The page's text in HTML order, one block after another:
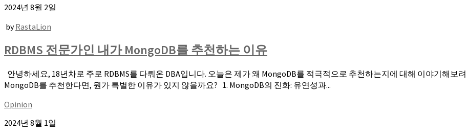
2024년 8월 2일
byRastaLion
RDBMS 전문가인 내가 MongoDB를 추천하는 이유
안녕하세요, 18년차로 주로 RDBMS를 다뤄온 DBA입니다. 오늘은 제가 왜 MongoDB를 적극적으로 추천하는지에 대해 이야기해보
MongoDB를 추천한다면, 뭔가 특별한 이유가 있지 않을까요? 1. MongoDB의 진화: 유연성과...
Opinion
2024년 8월 1일